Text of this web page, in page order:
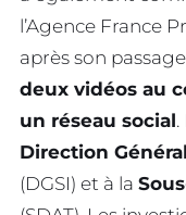
l’Agence France
après son
deux vidéos au
un réseau social.
Direction
(DGSI) et à la